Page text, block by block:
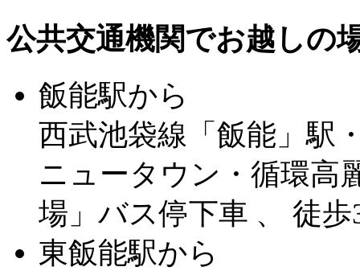
公共交通機関でお越しの
飯能駅から
西武池袋線「飯能」駅
ニュータウン・循環高
場」バス停下車 、 徒歩
東飯能駅から